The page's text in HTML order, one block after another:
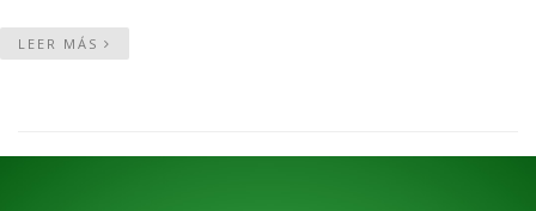
LEER MÁS